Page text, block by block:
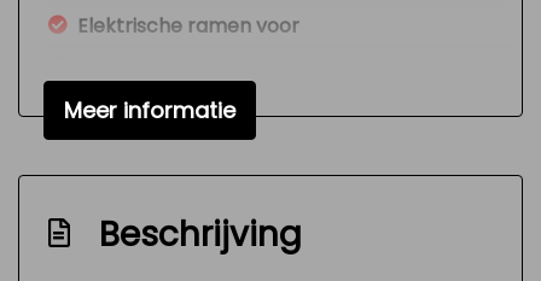
Elektrische ramen voor
Lederen bekleding
Lederen interieur
Lederen/stof bekleding
Meer informatie
Beschrijving